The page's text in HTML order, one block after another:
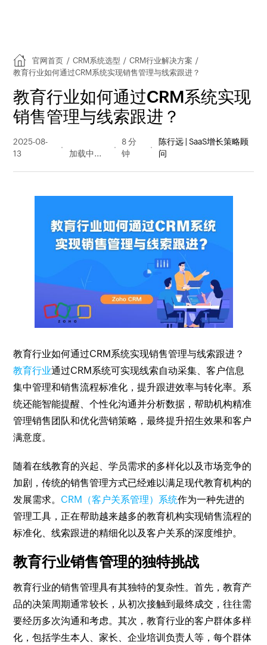
官网首页 / CRM系统选型 / CRM行业解决方案 /
教育行业如何通过CRM系统实现销售管理与线索跟进？
教育行业如何通过CRM系统实现
销售管理与线索跟进？
2025-08-
13
量
8 分
钟
陈行远 | SaaS增长策略顾
问
教育行业如何通过CRM系统实现销售管理与线索跟进？
教育行业通过CRM系统可实现线索自动采集、客户信息
集中管理和销售流程标准化，提升跟进效率与转化率。系
统还能智能提醒、个性化沟通并分析数据，帮助机构精准
管理销售团队和优化营销策略，最终提升招生效果和客户
满意度。
随着在线教育的兴起、学员需求的多样化以及市场竞争的
加剧，传统的销售管理方式已经难以满足现代教育机构的
发展需求。 CRM（客户关系管理）系统作为一种先进的
管理工具，正在帮助越来越多的教育机构实现销售流程的
标准化、线索跟进的精细化以及客户关系的深度维护。
教育行业销售管理的独特挑战
教育行业的销售管理具有其独特的复杂性。首先，教育产
品的决策周期通常较长，从初次接触到最终成交，往往需
要经历多次沟通和考虑。其次，教育行业的客户群体多样
化，包括学生本人、家长、企业培训负责人等，每个群体